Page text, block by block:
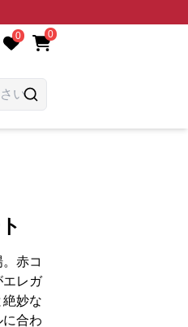
0 0
赤コ
エレガ
妙な
合わ